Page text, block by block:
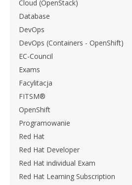
Cloud (OpenStack)
Database
DevOps
DevOps (Containers - OpenShift)
EC-Council
Exams
Facylitacja
FITSM®
OpenShift
Programowanie
Red Hat
Red Hat Developer
Red Hat individual Exam
Red Hat Learning Subscription